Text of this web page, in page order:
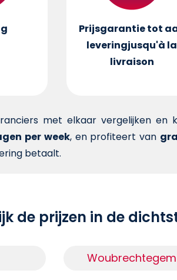
Prijsgarantie tot
leveringjusqu'à la
livraison
met elkaar vergelijken
per week, en profiteert van
betaalt.
de prijzen in de
Woubrechtegem